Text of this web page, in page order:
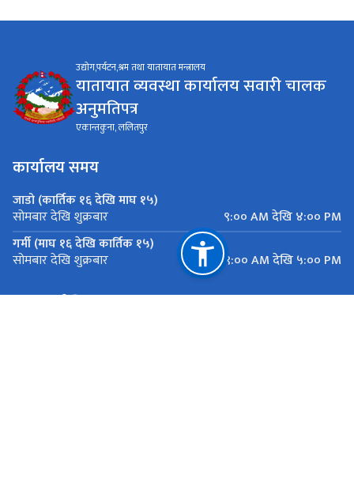
उद्योग,पर्यटन,श्रम तथा यातायात मन्त्रालय
यातायात व्यवस्था कार्यालय सवारी चालक
अनुमतिपत्र
एकान्तकुना, ललितपुर
कार्यालय समय
जाडो (कार्तिक १६ देखि माघ १५)
सोमबार देखि शुक्रबार
९:०० AM देखि ४:०० PM
गर्मी (माघ १६ देखि कार्तिक १५)
सोमबार देखि शुक्रबार ९:०० AM देखि ५:०० PM
महत्त्वपूर्ण लिङ्कहरू